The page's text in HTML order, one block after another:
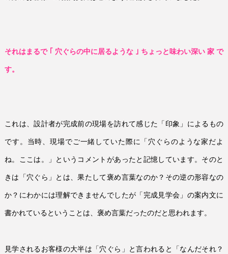
それはまるで ｢ 穴ぐらの中に居るような ｣ ちょっと味わい深い 家 で
す。
これは、設計者が完成前の現場を訪れて感じた「印象」によるもの
です。当時、現場でご一緒していた際に「穴ぐらのような家だよ
ね。ここは。」というコメントがあったと記憶しています。そのと
きは「穴ぐら」とは、果たして褒め言葉なのか？その逆の形容なの
か？にわかには理解できませんでしたが「完成見学会」の案内文に
書かれているということは、褒め言葉だったのだと思われます。
見学されるお客様の大半は「穴ぐら」と言われると「なんだそれ？